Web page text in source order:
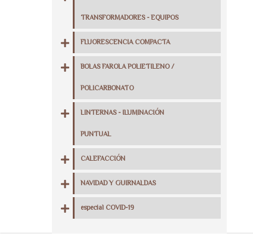
TRANSFORMADORES - EQUIPOS
FLUORESCENCIA COMPACTA
BOLAS FAROLA POLIETILENO /
POLICARBONATO
LINTERNAS - ILUMINACIÓN
PUNTUAL
CALEFACCIÓN
NAVIDAD Y GUIRNALDAS
especial COVID-19